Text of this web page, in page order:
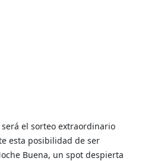
el sorteo extraordinario
esta posibilidad de ser
Buena, un spot despierta